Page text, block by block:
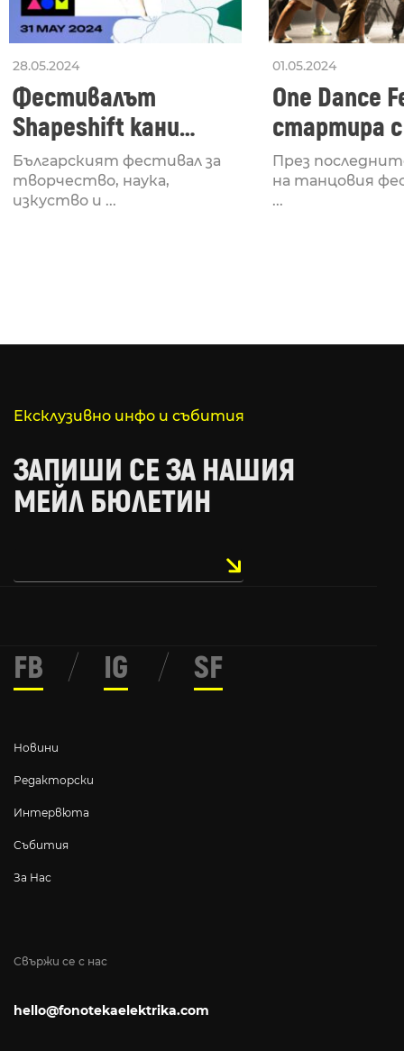
28.05.2024
Фестивалът
Shapeshift кани
Fabrizio Mammarella
за откриването си
Българският фестивал за
творчество, наука,
изкуство и ...
01.05.2024
One Dance
стартира
Lucid,
рейв
През
на танцовия
...
Ексклузивно инфо и събития
ЗАПИШИ СЕ ЗА НАШИЯ
МЕЙЛ БЮЛЕТИН
Свържи се с нас
hello@fonotekaelektrika.com
Новини
Редакторски
Интервюта
Събития
За Нас
FB / IG / SF